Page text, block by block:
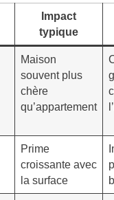
Impact
typique
Maison
souvent plus
chère
qu’appartement
Prime
croissante avec
la surface